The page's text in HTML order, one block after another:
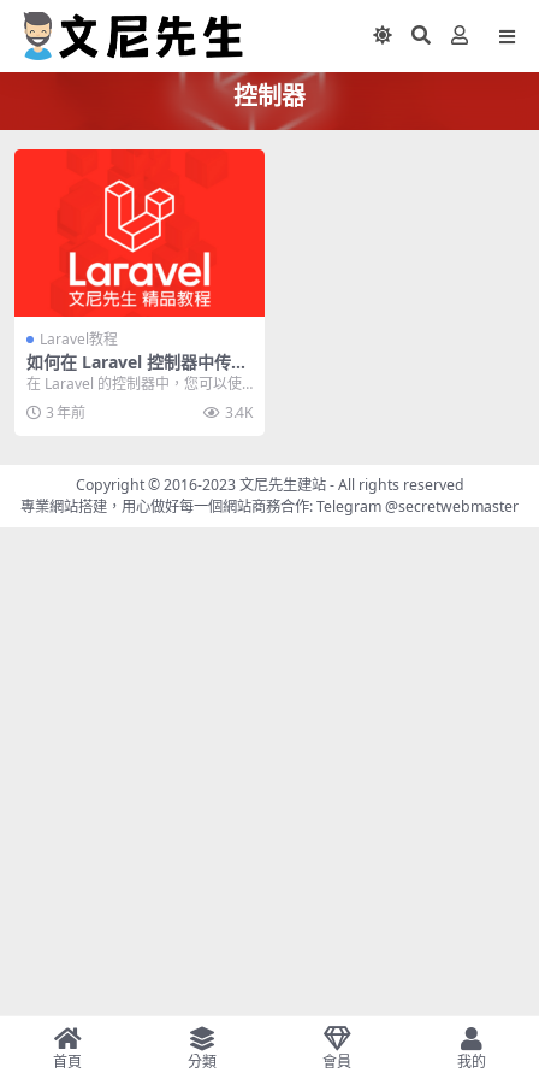
控制器
Laravel教程
如何在 Laravel 控制器中传递
参数到view的 @include 和
@yield
在 Laravel 的控制器中，您可以使
用 with 方法将数据传递到视图中。
w...3 年前 3.4K
Copyright © 2016-2023文尼先生建站- All rights reserved
專業網站搭建，用心做好每一個網站商務合作: Telegram@secretwebmaster
首頁 分類 會員 我的